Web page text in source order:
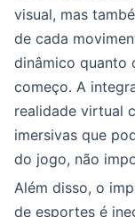
visual, mas
de cada
dinâmico quanto
começo. A
realidade virtual
imersivas que
do jogo, não
Além disso, o
de esportes é